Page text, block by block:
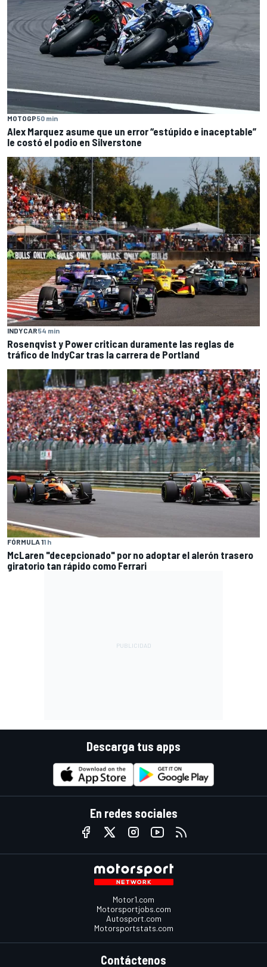
MOTOGP50 min
Alex Marquez asume que un error “estúpido e inaceptable”
le costó el podio en Silverstone
INDYCAR54 min
Rosenqvist y Power critican duramente las reglas de
tráfico de IndyCar tras la carrera de Portland
FÓRMULA 11 h
McLaren "decepcionado" por no adoptar el alerón trasero
giratorio tan rápido como Ferrari
Descarga tus apps
En redes sociales
Motor1.com
Motorsportjobs.com
Autosport.com
Motorsportstats.com
Contáctenos